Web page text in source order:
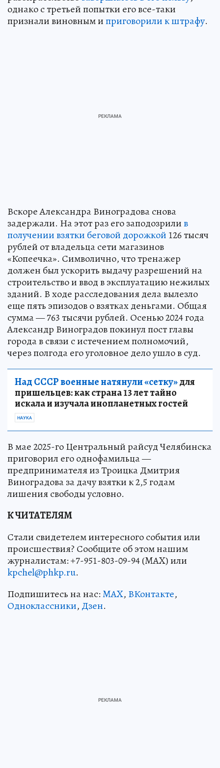
однако с третьей попытки его все-таки
признали виновным иприговорили к штрафу.
Вскоре Александра Виноградова снова
задержали. На этот раз его заподозрилив
получении взятки беговой дорожкой 126 тысяч
рублей от владельца сети магазинов
«Копеечка». Символично, что тренажер
должен был ускорить выдачу разрешений на
строительство и ввод в эксплуатацию нежилых
зданий. В ходе расследования дела вылезло
еще пять эпизодов о взятках деньгами. Общая
сумма — 763 тысячи рублей. Осенью 2024 года
Александр Виноградов покинул пост главы
города в связи с истечением полномочий,
через полгода его уголовное дело ушло в суд.
Над СССР военные натянули «сетку»для
пришельцев: как страна 13 лет тайно
искала и изучала инопланетных гостей
НАУКА
В мае 2025-го Центральный райсуд Челябинска
приговорил его однофамильца —
предпринимателя из Троицка Дмитрия
Виноградова за дачу взятки к 2,5 годам
лишения свободы условно.
К ЧИТАТЕЛЯМ
Стали свидетелем интересного события или
происшествия? Сообщите об этом нашим
журналистам: +7-951-803-09-94 (MAX) или
kpchel@phkp.ru.
Подпишитесь на нас:MAX, ВКонтакте,
Одноклассники, Дзен.